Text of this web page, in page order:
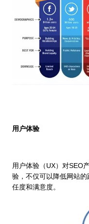
用户体验
用户体验（UX）对SEO
验，不仅可以降低网站
任度和满意度。